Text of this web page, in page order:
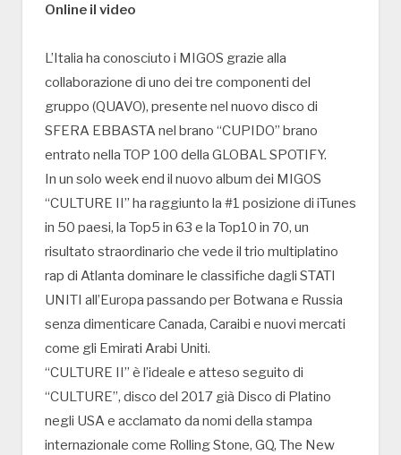
Online il video
L’Italia ha conosciuto i MIGOS grazie alla
collaborazione di uno dei tre componenti del
gruppo (QUAVO), presente nel nuovo disco di
SFERA EBBASTA nel brano “CUPIDO” brano
entrato nella TOP 100 della GLOBAL SPOTIFY.
In un solo week end il nuovo album dei MIGOS
“CULTURE II” ha raggiunto la #1 posizione di iTunes
in 50 paesi, la Top5 in 63 e la Top10 in 70, un
risultato straordinario che vede il trio multiplatino
rap di Atlanta dominare le classifiche dagli STATI
UNITI all’Europa passando per Botwana e Russia
senza dimenticare Canada, Caraibi e nuovi mercati
come gli Emirati Arabi Uniti.
“CULTURE II” è l’ideale e atteso seguito di
“CULTURE”, disco del 2017 già Disco di Platino
negli USA e acclamato da nomi della stampa
internazionale come Rolling Stone, GQ, The New